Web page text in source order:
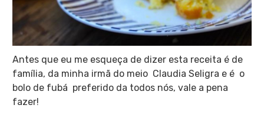
Antes que eu me esqueça de dizer esta receita é de
família, da minha irmã do meio Claudia Seligra e é o
bolo de fubá preferido da todos nós, vale a pena
fazer!